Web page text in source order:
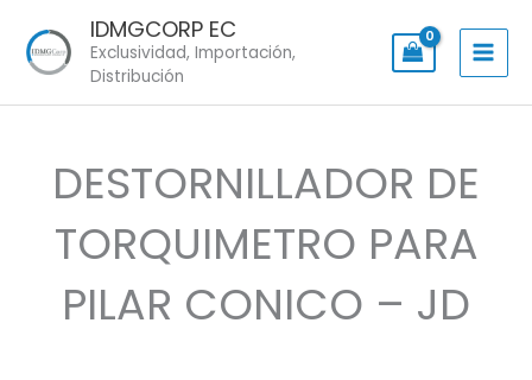
content
IDMGCORP EC
Exclusividad, Importación,
Distribución
DESTORNILLADOR DE
TORQUIMETRO PARA
PILAR CONICO – JD